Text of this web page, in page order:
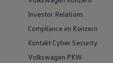
Investor Relations
Compliance im Konzern
Kontakt Cyber Security
Volkswagen PKW